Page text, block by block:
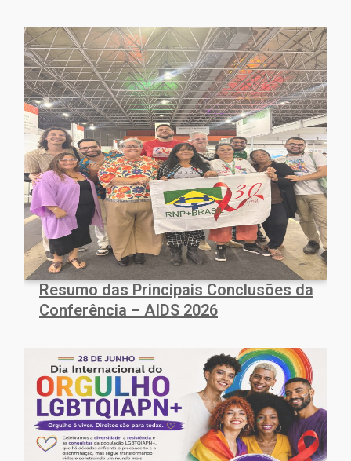
Resumo das Principais Conclusões da
Conferência – AIDS 2026